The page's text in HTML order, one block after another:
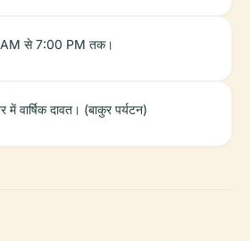
से 7:00 PM तक।
में वार्षिक दावत। (बाकुर पर्यटन)